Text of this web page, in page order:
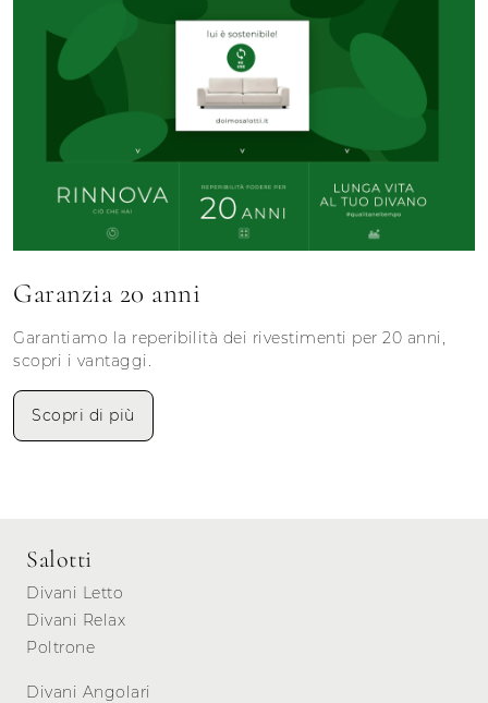
Garanzia 20 anni
Garantiamo la reperibilità dei rivestimenti per 20 anni,
scopri i vantaggi.
Scopri di più
Salotti
Divani Letto
Divani Relax
Poltrone
Divani Angolari